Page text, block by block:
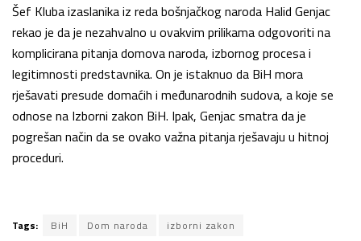
Šef Kluba izaslanika iz reda bošnjačkog naroda Halid Genjac
rekao je da je nezahvalno u ovakvim prilikama odgovoriti na
komplicirana pitanja domova naroda, izbornog procesa i
legitimnosti predstavnika. On je istaknuo da BiH mora
rješavati presude domaćih i međunarodnih sudova, a koje se
odnose na Izborni zakon BiH. Ipak, Genjac smatra da je
pogrešan način da se ovako važna pitanja rješavaju u hitnoj
proceduri.
Tags: BiH Dom naroda izborni zakon